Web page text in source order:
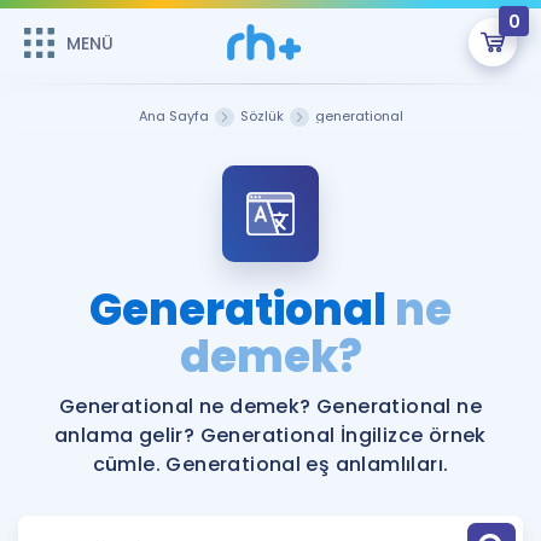
MENÜ
0
Şifremi Hatırlamıyorum
Sepetin Şu An Boş.
Remzi Hoca ile seni sınava hazırlayacak onlarca eğitim seni
bekliyor!
MENÜ
Katılımcı Görüşleri
Faydalı Araçlar
Ücretsiz Kaynaklar
İngilizce Gramer
Ana Sayfa Sözlük generational
Generationalne
demek?
Generational ne demek? Generational ne
anlama gelir? Generational İngilizce örnek
cümle. Generational eş anlamlıları.